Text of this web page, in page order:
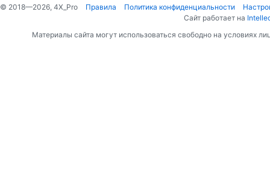
© 2018—2026, 4X_Pro Правила Политика конфиденциальности
Сайт работает на
Материалы сайта могут использоваться свободно на условиях